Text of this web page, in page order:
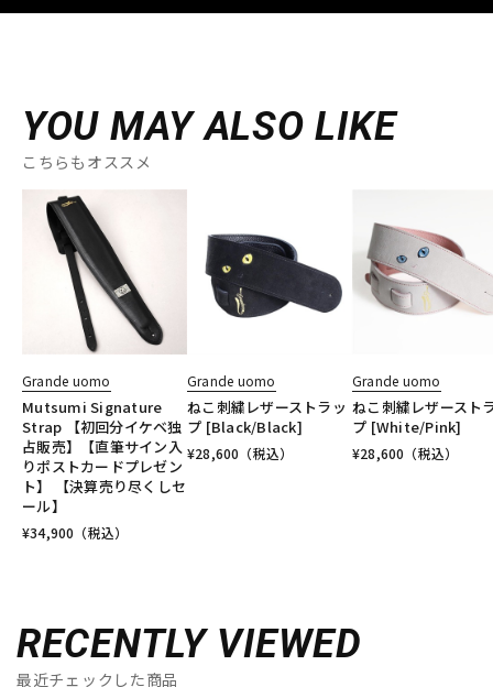
YOU MAY ALSO LIKE
こちらもオススメ
Grande uomo
Mutsumi Signature
Strap 【初回分イケベ独
占販売】【直筆サイン入
りポストカードプレゼン
ト】 【決算売り尽くしセ
ール】
¥34,900 （税込）
Grande uomo
ねこ刺繍レザーストラッ
プ [Black/Black]
¥28,600 （税込）
Grande uomo
ねこ刺繍レザースト
プ [White/Pink]
¥28,600 （税込）
RECENTLY VIEWED
最近チェックした商品